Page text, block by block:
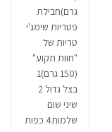
גרם)חבילת
פטריות שימג'י
טריות של
"חוות תקוע"
(150 גרם)1
בצל גדול 2
שיני שום
שלמות4 כפות